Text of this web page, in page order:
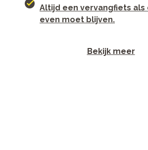
Altijd een vervangfiets als
even moet blijven.
Bekijk meer